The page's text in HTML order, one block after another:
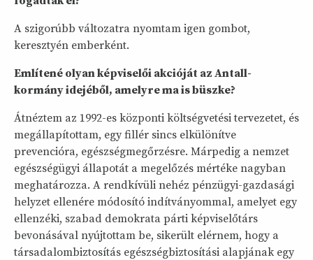
A szigorúbb változatra nyomtam igen gombot,
keresztyén emberként.
Említené olyan képviselői akcióját az Antall-
kormány idejéből, amelyre ma is büszke?
Átnéztem az 1992-es központi költségvetési tervezetet, és
megállapítottam, egy fillér sincs elkülönítve
prevencióra, egészségmegőrzésre. Márpedig a nemzet
egészségügyi állapotát a megelőzés mértéke nagyban
meghatározza. A rendkívüli nehéz pénzügyi-gazdasági
helyzet ellenére módosító indítványommal, amelyet egy
ellenzéki, szabad demokrata párti képviselőtárs
bevonásával nyújtottam be, sikerült elérnem, hogy a
társadalombiztosítás egészségbiztosítási alapjának egy